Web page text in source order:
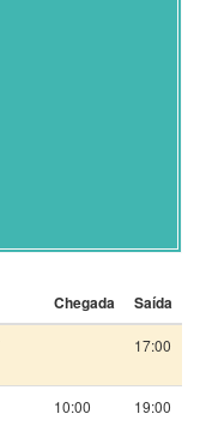
Chegada Saída
17:00
10:00 19:00